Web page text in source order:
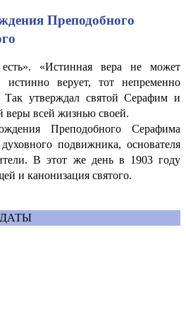
Преподобного
«Истинная вера не может
истинно верует, тот непременно
утверждал святой Серафим и
веры всей жизнью своей.
Преподобного Серафима
подвижника, основателя
В этот же день в 1903 году
и канонизация святого.